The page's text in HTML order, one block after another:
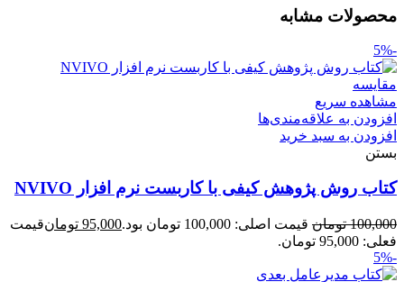
محصولات مشابه
-5%
مقایسه
مشاهده سریع
افزودن به علاقه‌مندی‌ها
افزودن به سبد خرید
بستن
کتاب روش پژوهش کیفی با کاربست نرم افزار NVIVO
100,000 تومان قیمت اصلی: 100,000 تومان بود. 95,000 تومانقیمت
فعلی: 95,000 تومان.
-5%